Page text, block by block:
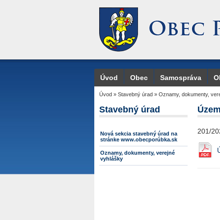
Úvod Obec Samospráva
Úvod » Stavebný úrad » Oznamy, dokumenty,
Stavebný úrad
Nová sekcia stavebný úrad na
stránke www.obecporúbka.sk
Oznamy, dokumenty, verejné
vyhlášky
201/